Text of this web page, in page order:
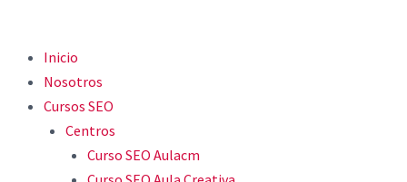
Inicio
Nosotros
Cursos SEO
Centros
Curso SEO Aulacm